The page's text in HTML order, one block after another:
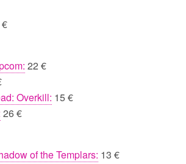
22 €
Overkill: 15 €
26 €
of the Templars: 13 €